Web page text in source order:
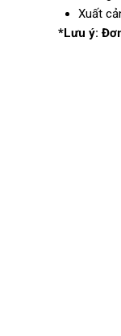
Xuất
*Lưu ý: